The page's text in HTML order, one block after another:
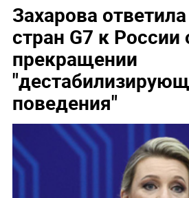
Захарова
стран G7 к России
прекращении
поведения"